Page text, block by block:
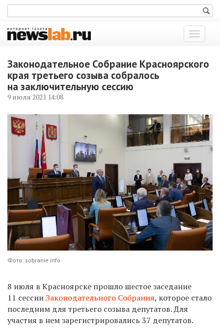
Показать
меню
Законодательное Собрание Красноярского
края третьего созыва собралось
на заключительную сессию
9 июля 2021 14:08
Фото: sobranie.info
8 июля в Красноярске прошло шестое заседание
11 сессииЗаконодательного Собрания, которое стало
последним для третьего созыва депутатов. Для
участия в нем зарегистрировались 37 депутатов.